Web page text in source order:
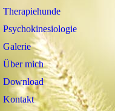
Therapiehunde
Psychokinesiologie
Galerie
Über mich
Download
Kontakt